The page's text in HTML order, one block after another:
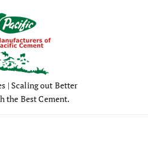
| Scaling out Better
the Best Cement.